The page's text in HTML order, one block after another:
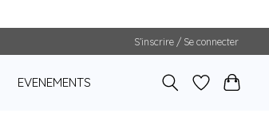
S’inscrire / Se connecter
EVENEMENTS